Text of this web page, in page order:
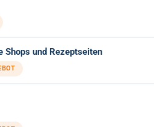
und Rezeptseiten